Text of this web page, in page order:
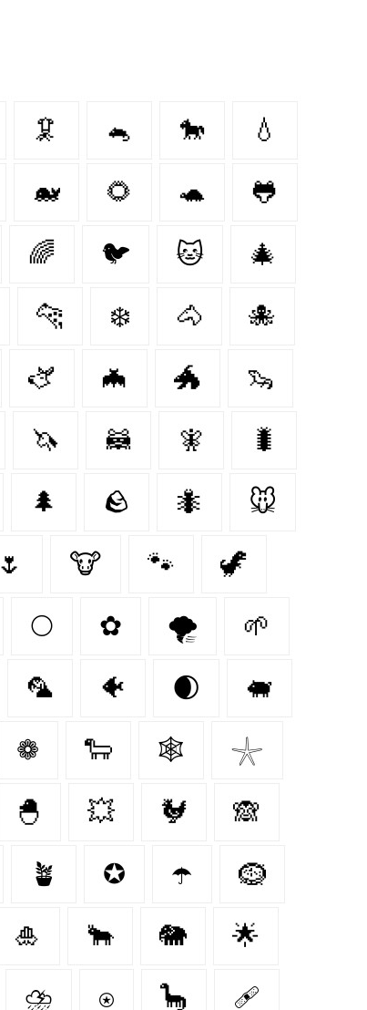
🦑 🐁 🐎 💧
🐋 🌻 🐢 🐸
🌈 🐦‍ 🐱 🎄
🐆 ❄️ 🐴 🐙
🫏 🦇 🐲 🦦
🦄 🦝 🧚‍ 🐛
🌲 🪨 🐜 🐭
🌷 🐮 🐾 🦖
🌕 ✿ 🌪️ 🌱
🦜 🐠 🌒 🐖
❁ 🐑 🕸️ 𓇼
🐣 💥 🐓 🙈
🪴 ✪ ☂️ 🪹
🎍 🐂 🐘 🌟
⛈️ ⍟ 🦕 🩹